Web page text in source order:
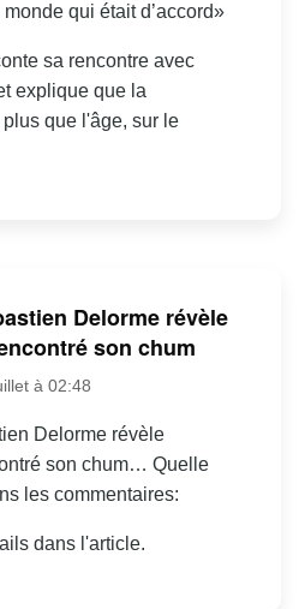
qui était d’accord»
sa rencontre avec
explique que la
que l'âge, sur le
Delorme révèle
son chum
à 02:48
Delorme révèle
son chum… Quelle
les commentaires:
dans l'article.